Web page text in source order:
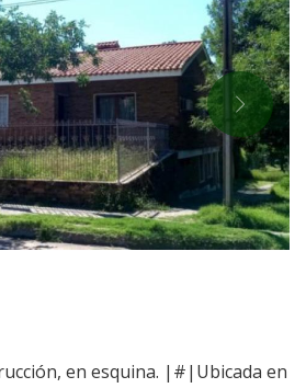
en esquina. |#|Ubicada en